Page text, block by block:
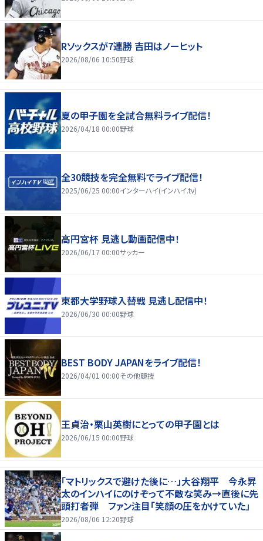
Rソックスが7連勝 吉田はノーヒット
2026/08/06 10:50野球
夏の甲子園を全試合無料ライブ配信！
2026/04/18 00:00野球
全30競技を完全無料でライブ配信！
2025/06/25 00:00インターハイ(インハイ.tv)
高円宮杯 見逃し動画配信中！
2026/06/17 00:00サッカー
東都大学野球入替戦 見逃し配信中！
2026/06/30 00:00野球
BEST BODY JAPANをライブ配信！
2026/04/01 00:00その他競技
王貞治・栗山英樹にとっての甲子園とは
2026/06/15 00:00野球
「マトリックスで避けた後に…」大谷翔平 今永昇
太のインハイにのけぞって不敵な笑み→直後に先
頭打者弾 ファン注目「笑顔の圧をかけていた」
2026/08/06 12:20野球